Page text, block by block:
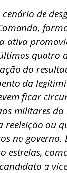
de
ativa
quatro
do
da
ficar
militares da
reeleição ou
no governo.
estrelas,
a